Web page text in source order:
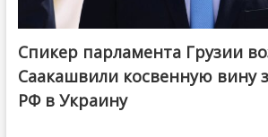
Спикер парламента Грузии
Саакашвили косвенную вину
РФ в Украину